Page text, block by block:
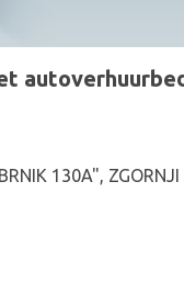
130A", ZGORNJI